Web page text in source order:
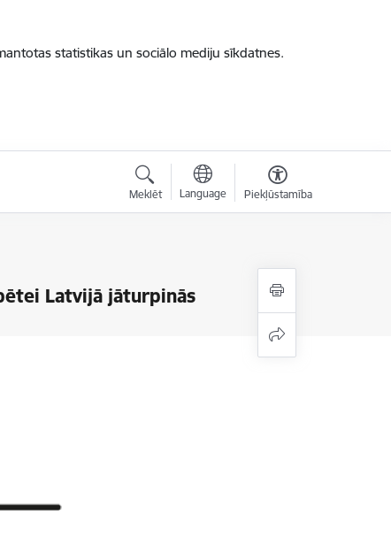
statistikas un sociālo mediju sīkdatnes.
Meklēt Language Piekļūstamība
Latvijā jāturpinās